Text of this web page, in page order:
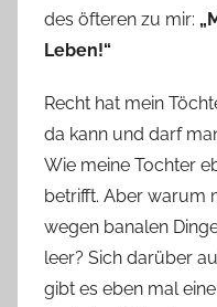
des öfteren zu mir:
Leben!“
Recht hat mein
da kann und darf
Wie meine Tochter
betrifft. Aber warum
wegen banalen
leer? Sich darüber
gibt es eben mal